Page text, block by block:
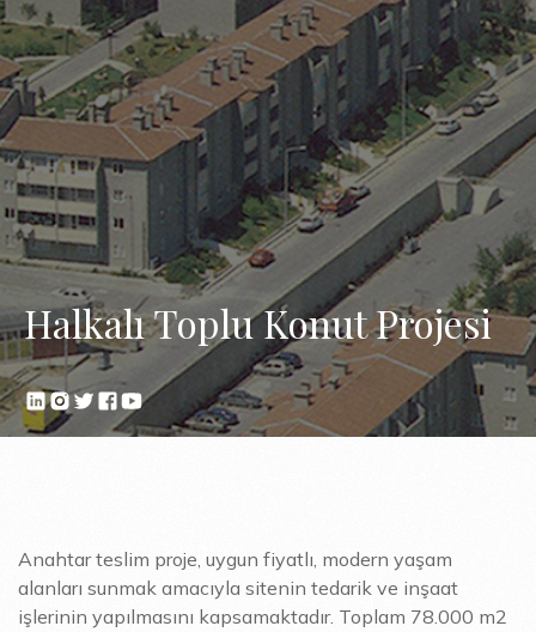
Halkalı Toplu Konut Projesi
Anahtar teslim proje, uygun fiyatlı, modern yaşam
alanları sunmak amacıyla sitenin tedarik ve inşaat
işlerinin yapılmasını kapsamaktadır. Toplam 78.000 m2